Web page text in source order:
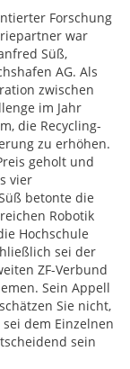
Forschung
war
Süß,
AG. Als
zwischen
im Jahr
die Recycling-
zu erhöhen.
geholt und
vier
betonte die
Robotik
Hochschule
sei der
ZF-Verbund
Sein Appell
Sie nicht,
dem Einzelnen
sein